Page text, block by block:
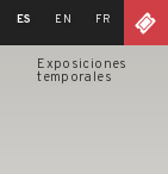
ES EN FR
Exposiciones
temporales